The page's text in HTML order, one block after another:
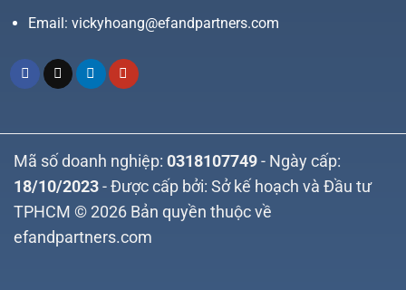
Email: vickyhoang@efandpartners.com
Mã số doanh nghiệp: 0318107749 - Ngày cấp:
18/10/2023 - Được cấp bởi: Sở kế hoạch và Đầu tư
TPHCM © 2026 Bản quyền thuộc về
efandpartners.com